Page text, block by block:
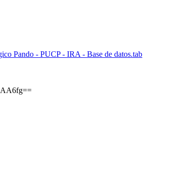
Pando - PUCP - IRA - Base de datos.tab